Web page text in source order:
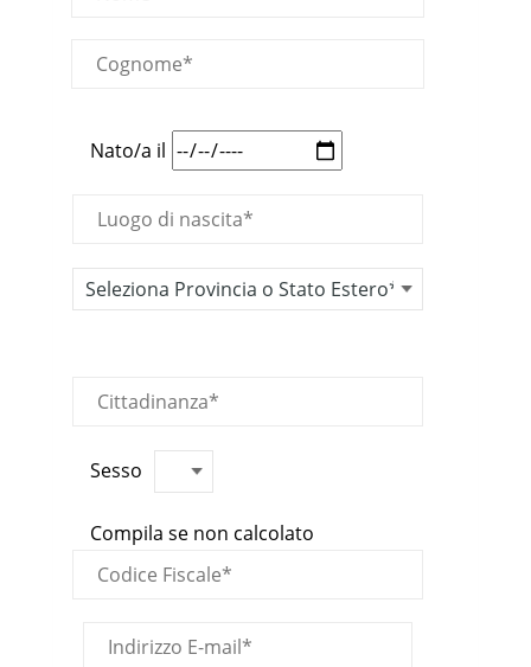
Nato/a il
Sesso
Compila se non calcolato